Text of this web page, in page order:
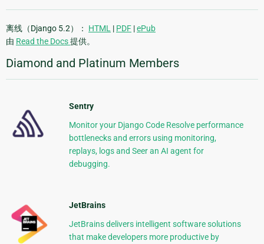
离线（Django 5.2）： HTML | PDF |ePub
由 Read the Docs提供。
Diamond and Platinum Members
Sentry
Monitor your Django Code Resolve performance
bottlenecks and errors using monitoring,
replays, logs and Seer an AI agent for
debugging.
JetBrains
JetBrains delivers intelligent software solutions
that make developers more productive by